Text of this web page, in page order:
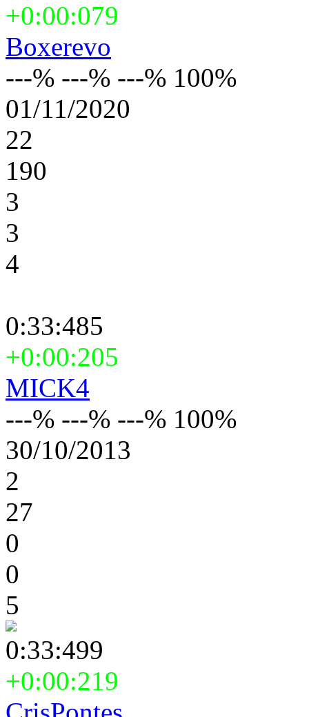
+0:00:079
Boxerevo
---% ---% ---% 100%
01/11/2020
22
190
3
3
4
0:33:485
+0:00:205
MICK4
---% ---% ---% 100%
30/10/2013
2
27
0
0
5
0:33:499
+0:00:219